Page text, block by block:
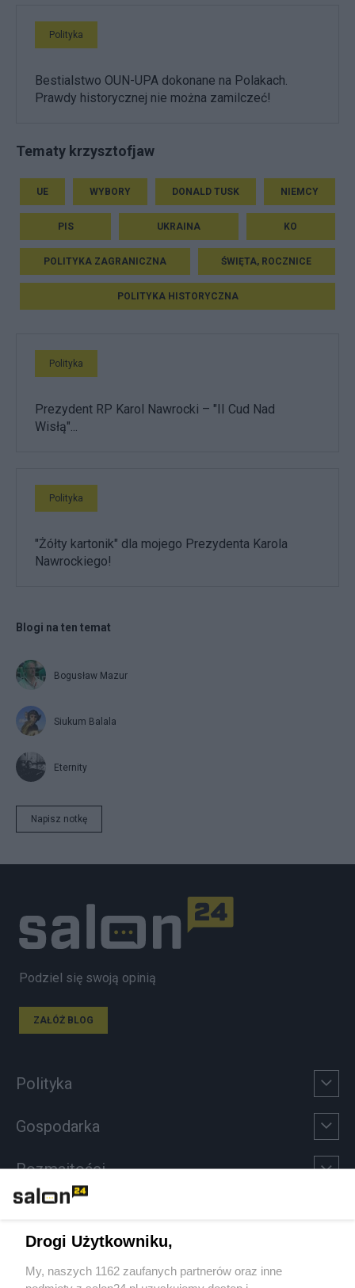
Polityka
Bestialstwo OUN-UPA dokonane na Polakach.
Prawdy historycznej nie można zamilczeć!
Tematy krzysztofjaw
UE WYBORY DONALD TUSK NIEMCY
PIS UKRAINA KO
POLITYKA ZAGRANICZNA ŚWIĘTA, ROCZNICE
POLITYKA HISTORYCZNA
Polityka
Prezydent RP Karol Nawrocki – "II Cud Nad
Wisłą"...
Polityka
"Żółty kartonik" dla mojego Prezydenta Karola
Nawrockiego!
Blogi na ten temat
Bogusław Mazur
Siukum Balala
Eternity
Napisz notkę
Podziel się swoją opinią
ZAŁÓŻ BLOG
Polityka
Gospodarka
Rozmaitości
Sport
Drogi Użytkowniku,
My, naszych 1162 zaufanych partnerów oraz inne